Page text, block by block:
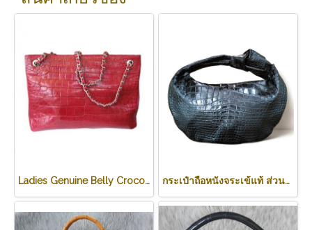
Ladies Genuine Belly Crocodile Leather Shoulder Bag in Red Crocodile Skin #CRW213H กระเป๋าถือหนังจระเข้แท้ ส่วนท้อง สีดำ ทรงนิ่ม น้ำหนักเบา รหัส CODE: CRW0222H-BL